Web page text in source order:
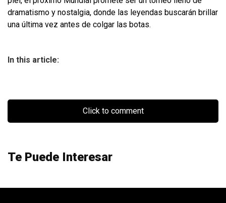
dramatismo y nostalgia, donde las leyendas buscarán brillar
una última vez antes de colgar las botas.
In this article:
Click to comment
Te Puede Interesar